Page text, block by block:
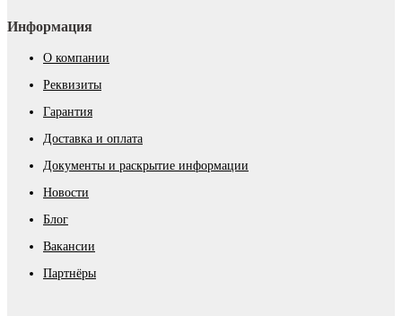
Информация
О компании
Реквизиты
Гарантия
Доставка и оплата
Документы и раскрытие информации
Новости
Блог
Вакансии
Партнёры